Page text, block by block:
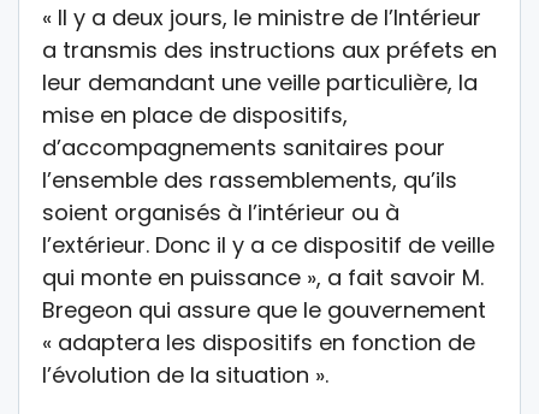
« Il y a deux jours, le ministre de l’Intérieur
a transmis des instructions aux préfets en
leur demandant une veille particulière, la
mise en place de dispositifs,
d’accompagnements sanitaires pour
l’ensemble des rassemblements, qu’ils
soient organisés à l’intérieur ou à
l’extérieur. Donc il y a ce dispositif de veille
qui monte en puissance », a fait savoir M.
Bregeon qui assure que le gouvernement
« adaptera les dispositifs en fonction de
l’évolution de la situation ».